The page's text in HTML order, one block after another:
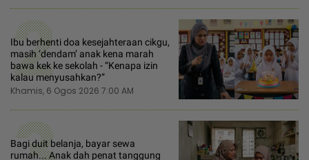
2
Ibu berhenti doa kesejahteraan cikgu,
masih ‘dendam’ anak kena marah
bawa kek ke sekolah - “Kenapa izin
kalau menyusahkan?”
Khamis, 6 Ogos 2026 7:00 AM
Bagi duit belanja, bayar sewa
rumah... Anak dah penat tanggung